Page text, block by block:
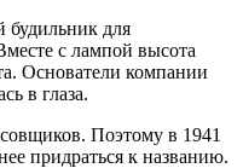
будильник для
с лампой высота
Основатели компании
в глаза.
Поэтому в 1941
придраться к названию.